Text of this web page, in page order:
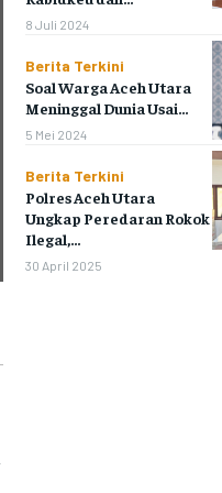
POLRES
LAYANAN MASYARAKAT
KONTAK
PENSAT
PPID
POLRI TV
POLRES
LAYANAN MASYARAKAT
KONTAK
PENSAT
PPID
POLRI TV
8 Juli 2024
Berita Terkini
Soal Warga Aceh Utara
Meninggal Dunia Usai...
5 Mei 2024
Berita Terkini
Polres Aceh Utara
Ungkap Peredaran Rokok
Ilegal,...
30 April 2025